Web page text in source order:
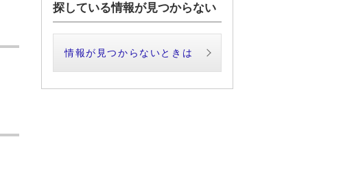
探している情報が見つからない
情報が見つからないときは